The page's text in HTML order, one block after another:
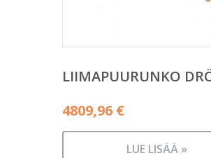
LIIMAPUURUNKO
4809,96 €
LUE LISÄÄ »